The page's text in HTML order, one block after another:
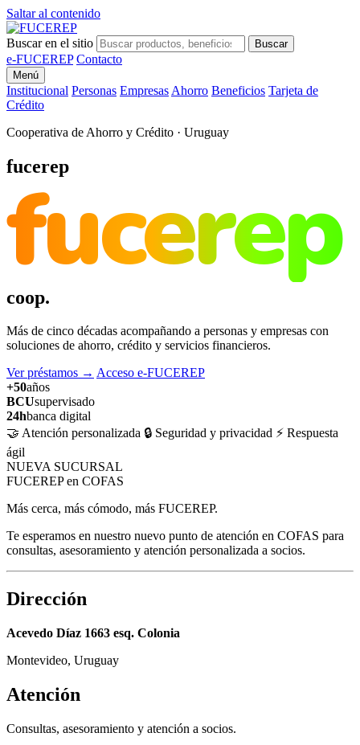
Saltar al contenido
Buscar en el sitio Buscar
e-FUCEREP Contacto
Menú
Institucional Personas Empresas Ahorro Beneficios Tarjeta de
Crédito
Cooperativa de Ahorro y Crédito · Uruguay
fucerep
fucerep
coop.
Más de cinco décadas acompañando a personas y empresas con
soluciones de ahorro, crédito y servicios financieros.
Ver préstamos → Acceso e-FUCEREP
+50años
BCUsupervisado
24hbanca digital
🤝 Atención personalizada 🔒 Seguridad y privacidad ⚡ Respuesta
ágil
NUEVA SUCURSAL
FUCEREP en COFAS
Más cerca, más cómodo, más FUCEREP.
Te esperamos en nuestro nuevo punto de atención en COFAS para
consultas, asesoramiento y atención personalizada a socios.
Dirección
Acevedo Díaz 1663 esq. Colonia
Montevideo, Uruguay
Atención
Consultas, asesoramiento y atención a socios.